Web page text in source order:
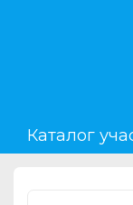
Каталог
О